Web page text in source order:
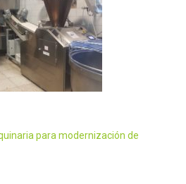
para modernización de